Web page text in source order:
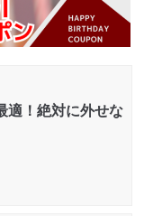
適！絶対に外せな